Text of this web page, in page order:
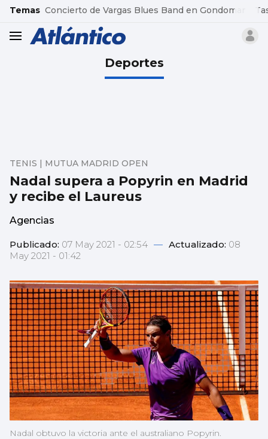
common.go-to-content
Temas Concierto de Vargas Blues Band en Gondomar
header.menu.open
Deportes
Nadal supera a Popyrin en Madrid
y recibe el Laureus
TENIS | MUTUA MADRID OPEN
Agencias
Publicado: 07 May 2021 - 02:54 — Actualizado: 08
May 2021 - 01:42
Nadal obtuvo la victoria ante el australiano Popyrin.